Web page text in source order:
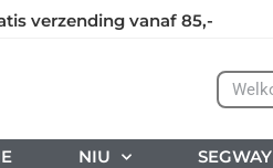
verzending vanaf 85,-
NIU SEGWAY